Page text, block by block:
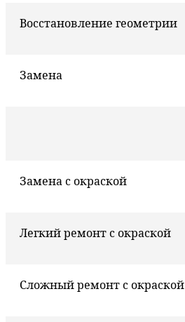
Восстановление геометрии
Замена
Замена с окраской
Легкий ремонт с окраской
Сложный ремонт с окраской